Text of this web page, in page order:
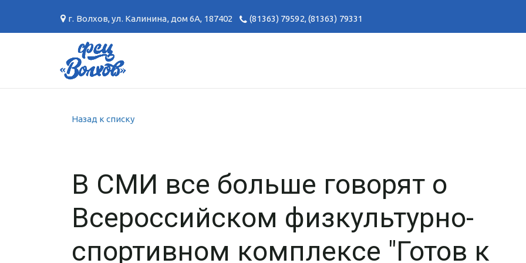
г. Волхов,ул. Калинина, дом 6А, 187402 (81363) 79592,(81363) 79331
Назад к списку
В СМИ все больше говорят о
Всероссийском физкультурно-
спортивном комплексе "Готов к